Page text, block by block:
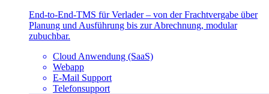
End-to-End-TMS für Verlader – von der Frachtvergabe über
Planung und Ausführung bis zur Abrechnung, modular
zubuchbar.
Cloud Anwendung (SaaS)
Webapp
E-Mail Support
Telefonsupport